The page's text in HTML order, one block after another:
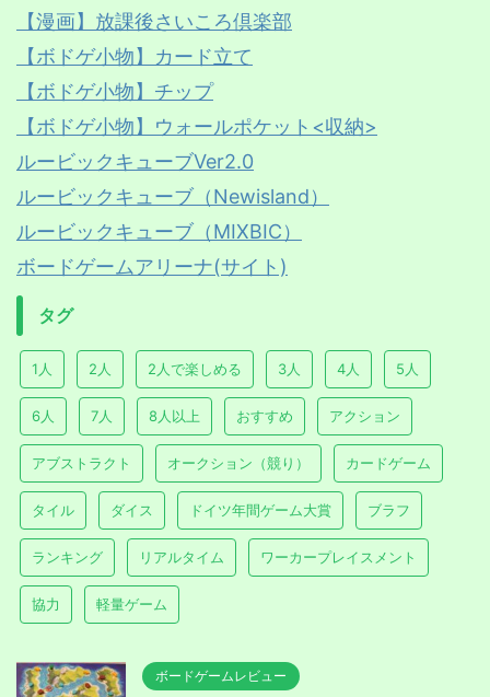
【漫画】放課後さいころ倶楽部
【ボドゲ小物】カード立て
【ボドゲ小物】チップ
【ボドゲ小物】ウォールポケット<収納>
ルービックキューブVer2.0
ルービックキューブ（Newisland）
ルービックキューブ（MIXBIC）
ボードゲームアリーナ(サイト)
タグ
1人 2人 2人で楽しめる 3人 4人 5人
6人 7人 8人以上 おすすめ アクション
アブストラクト オークション（競り） カードゲーム
タイル ダイス ドイツ年間ゲーム大賞 ブラフ
ランキング リアルタイム ワーカープレイスメント
協力 軽量ゲーム
ボードゲームレビュー